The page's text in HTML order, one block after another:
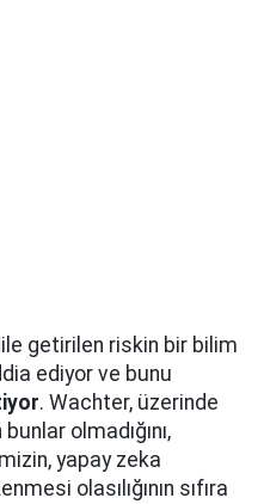
getirilen riskin bir bilim
ediyor ve bunu
. Wachter, üzerinde
olmadığını,
yapay zeka
olasılığının sıfıra